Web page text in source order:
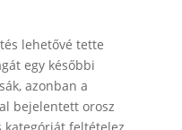
lehetővé tette
egy későbbi
azonban a
bejelentett orosz